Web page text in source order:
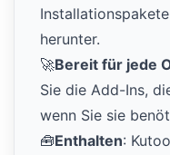
herunter.
🚀Bereit für jede
Sie die Add-Ins,
wenn Sie sie
🧰Enthalten: